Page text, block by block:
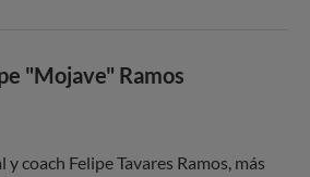
"Mojave" Ramos
coach Felipe Tavares Ramos, más